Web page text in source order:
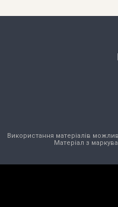
Використання матеріалів
Матеріал з